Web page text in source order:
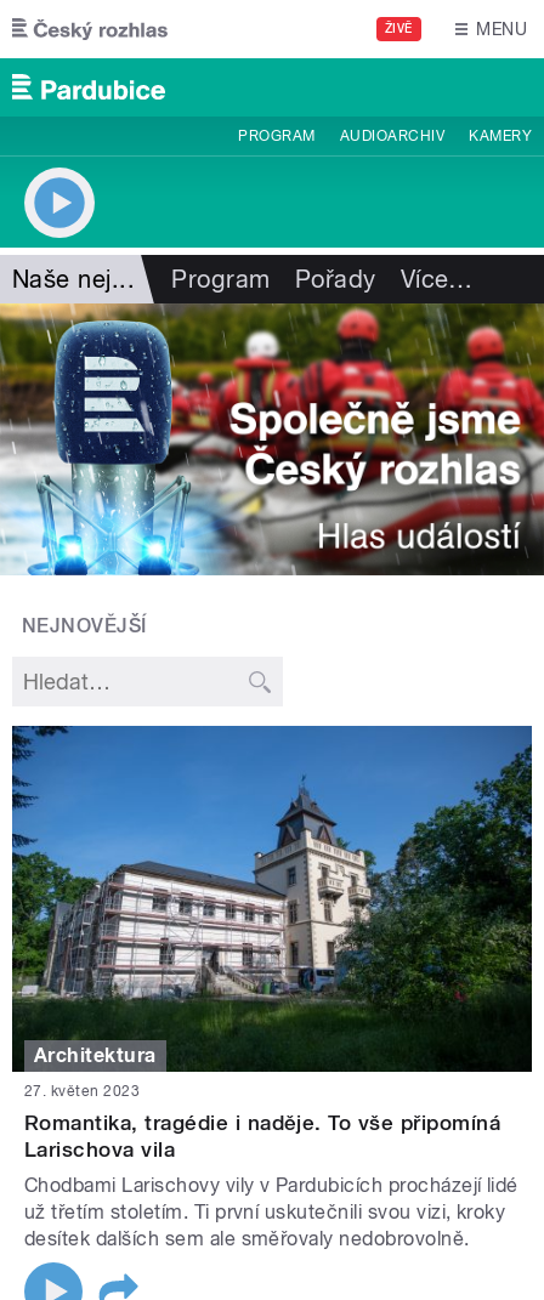
Přejít k hlavnímu obsahu
ŽIVĚ MENU
PROGRAM AUDIOARCHIV KAMERY
Naše nej... Program Pořady Více…
NEJNOVĚJŠÍ
Architektura
27. květen 2023
Romantika, tragédie i naděje. To vše připomíná
Larischova vila
Chodbami Larischovy vily v Pardubicích procházejí lidé
už třetím stoletím. Ti první uskutečnili svou vizi, kroky
desítek dalších sem ale směřovaly nedobrovolně.